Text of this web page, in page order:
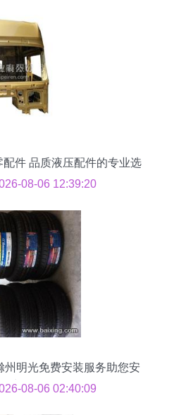
件 品质液压配件的专业选
择08-06 12:39:20
州明光免费安装服务助您安
全出行08-06 02:40:09